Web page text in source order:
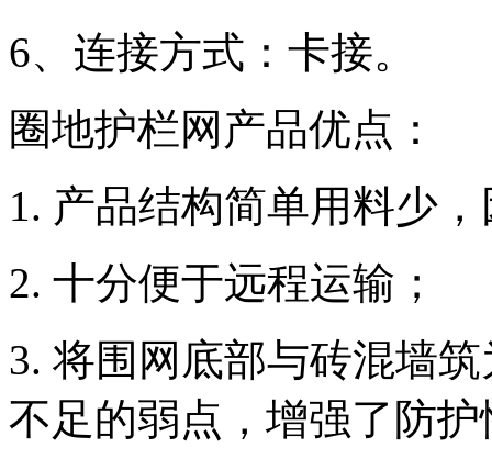
6、连接方式：卡接。
圈地护栏网产品优点：
1. 产品结构简单用料
2. 十分便于远程运输
3. 将围网底部与砖混墙
不足的弱点，增强了防护